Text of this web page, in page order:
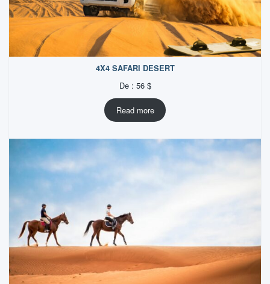
4X4 SAFARI DESERT
De : 56 $
Read more